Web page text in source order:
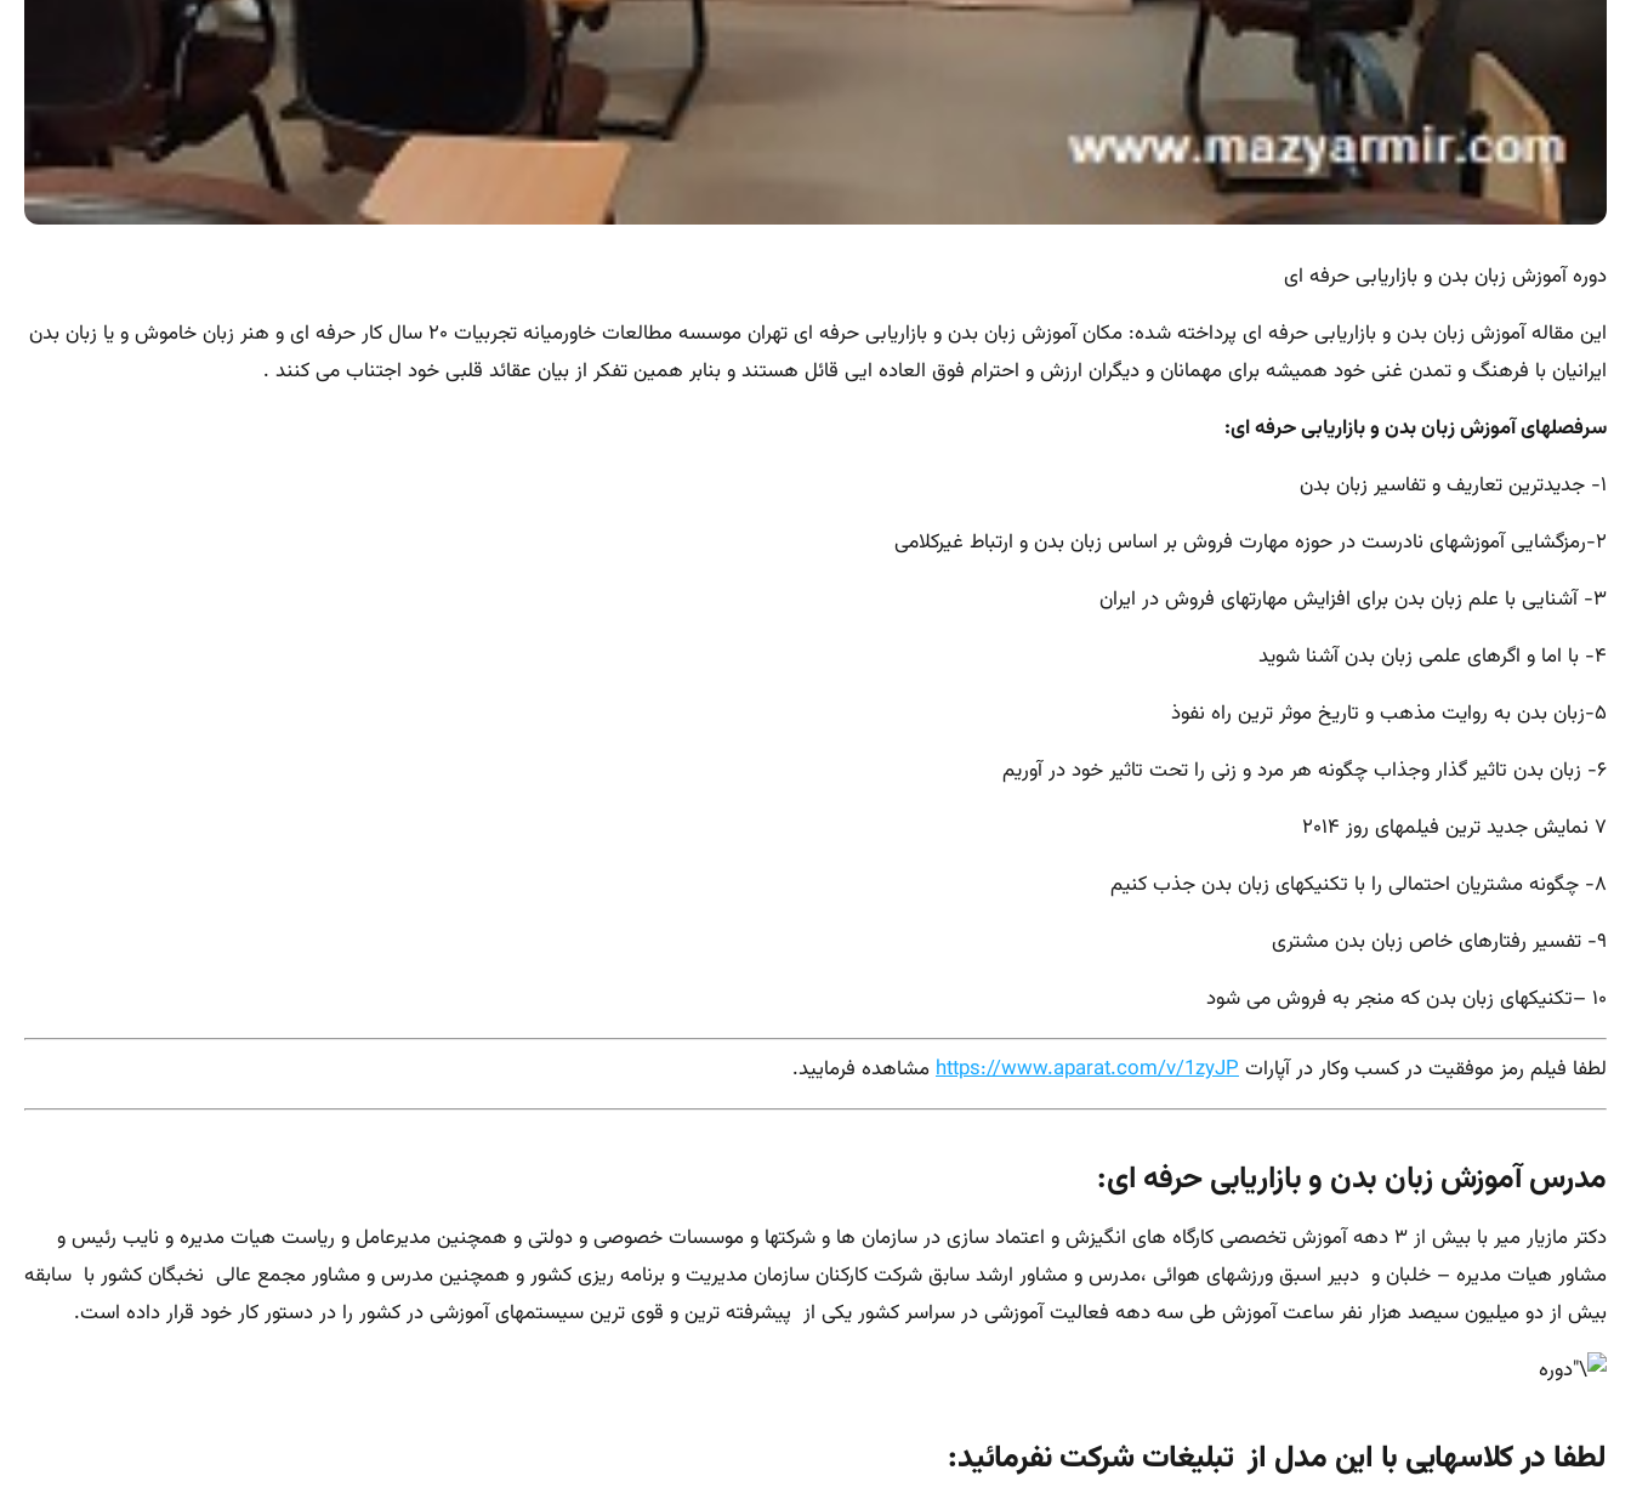
دوره آموزش زبان بدن و بازاریابی حرفه ای
این مقاله آموزش زبان بدن و بازاریابی حرفه ای پرداخته شده: مکان آموزش زبان بدن و بازاریابی حرفه ای تهران موسسه مطالعات خاورمیانه تجربیات ۲۰ سال کار حرفه ای و هنر زبان خاموش و یا زبان بدن
ایرانیان با فرهنگ و تمدن غنی خود همیشه برای مهمانان و دیگران ارزش و احترام فوق العاده ایی قائل هستند و بنابر همین تفکر از بیان عقائد قلبی خود اجتناب می کنند .
سرفصلهای آموزش زبان بدن و بازاریابی حرفه ای:
۱- جدیدترین تعاریف و تفاسیر زبان بدن
۲-رمزگشایی آموزشهای نادرست در حوزه مهارت فروش بر اساس زبان بدن و ارتباط غیرکلامی
۳- آشنایی با علم زبان بدن برای افزایش مهارتهای فروش در ایران
۴- با اما و اگرهای علمی زبان بدن آشنا شوید
۵-زبان بدن به روایت مذهب و تاریخ موثر ترین راه نفوذ
۶- زبان بدن تاثیر گذار وجذاب چگونه هر مرد و زنی را تحت تاثیر خود در آوریم
۷ نمایش جدید ترین فیلمهای روز ۲۰۱۴
۸- چگونه مشتریان احتمالی را با تکنیکهای زبان بدن جذب کنیم
۹- تفسیر رفتارهای خاص زبان بدن مشتری
۱۰ –تکنیکهای زبان بدن که منجر به فروش می شود
لطفا فیلم رمز موفقیت در کسب وکار در آپاراتhttps://www.aparat.com/v/1zyJPمشاهده فرمایید.
مدرس آموزش زبان بدن و بازاریابی حرفه ای:
دکتر مازیار میر با بیش از ۳ دهه آموزش تخصصی کارگاه های انگیزش و اعتماد سازی در سازمان ها و شرکتها و موسسات
خصوصی و دولتی و همچنین مدیرعامل و ریاست هیات مدیره و نایب رئیس و
مشاور هیات مدیره – خلبان و دبیر اسبق ورزشهای هوائی ،مدرس و مشاور ارشد سابق شرکت کارکنان سازمان مدیریت و برنامه ریزی کشور و همچنین مدرس و مشاور مجمع عالی نخبگان کشور با سابقه
بیش از دو میلیون سیصد هزار نفر ساعت آموزش طی سه دهه فعالیت آموزشی در سراسر کشور یکی از پیشرفته ترین و قوی ترین سیستمهای آموزشی در کشور را در دستور کار خود قرار داده است.
لطفا در کلاسهایی با این مدل از تبلیغات شرکت نفرمائید: